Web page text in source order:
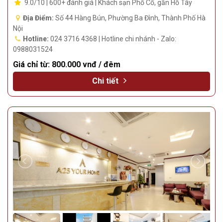
9.0/10 | 600+ đánh giá | Khách sạn Phố Cổ, gần Hồ Tây
Địa Điểm: Số 44 Hàng Bún, Phường Ba Đình, Thành Phố Hà
Nội
Hotline: 024 3716 4368 | Hotline chi nhánh - Zalo:
0988031524
Giá chỉ từ: 800.000 vnđ / đêm
Chi tiết